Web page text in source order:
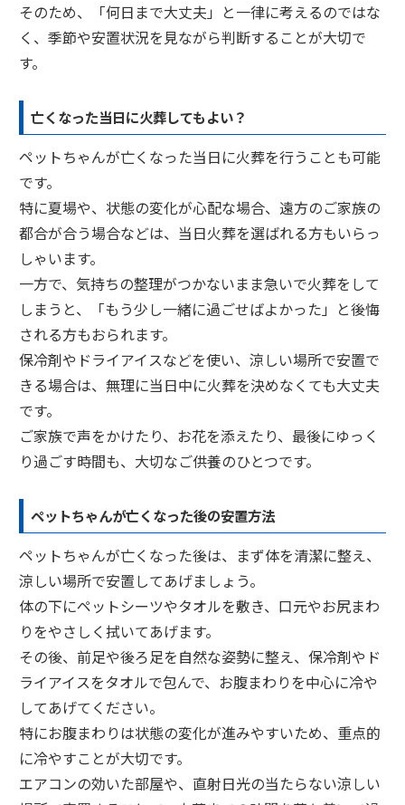
そのため、「何日まで大丈夫」と一律に考えるのではな
く、季節や安置状況を見ながら判断することが大切で
す。
亡くなった当日に火葬してもよい？
ペットちゃんが亡くなった当日に火葬を行うことも可能
です。
特に夏場や、状態の変化が心配な場合、遠方のご家族の
都合が合う場合などは、当日火葬を選ばれる方もいらっ
しゃいます。
一方で、気持ちの整理がつかないまま急いで火葬をして
しまうと、「もう少し一緒に過ごせばよかった」と後悔
される方もおられます。
保冷剤やドライアイスなどを使い、涼しい場所で安置で
きる場合は、無理に当日中に火葬を決めなくても大丈夫
です。
ご家族で声をかけたり、お花を添えたり、最後にゆっく
り過ごす時間も、大切なご供養のひとつです。
ペットちゃんが亡くなった後の安置方法
ペットちゃんが亡くなった後は、まず体を清潔に整え、
涼しい場所で安置してあげましょう。
体の下にペットシーツやタオルを敷き、口元やお尻まわ
りをやさしく拭いてあげます。
その後、前足や後ろ足を自然な姿勢に整え、保冷剤やド
ライアイスをタオルで包んで、お腹まわりを中心に冷や
してあげてください。
特にお腹まわりは状態の変化が進みやすいため、重点的
に冷やすことが大切です。
エアコンの効いた部屋や、直射日光の当たらない涼しい